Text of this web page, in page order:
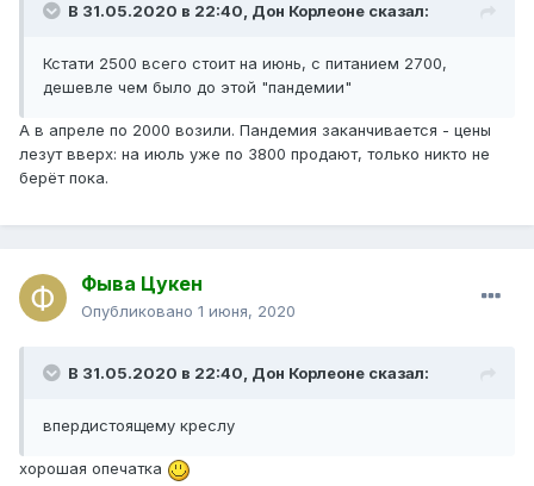
В 31.05.2020 в 22:40, Дон Корлеоне сказал:
Кстати 2500 всего стоит на июнь, с питанием 2700,
дешевле чем было до этой "пандемии"
А в апреле по 2000 возили. Пандемия заканчивается - цены
лезут вверх: на июль уже по 3800 продают, только никто не
берёт пока.
Фыва Цукен
Опубликовано 1 июня, 2020
В 31.05.2020 в 22:40, Дон Корлеоне сказал:
впердистоящему креслу
хорошая опечатка